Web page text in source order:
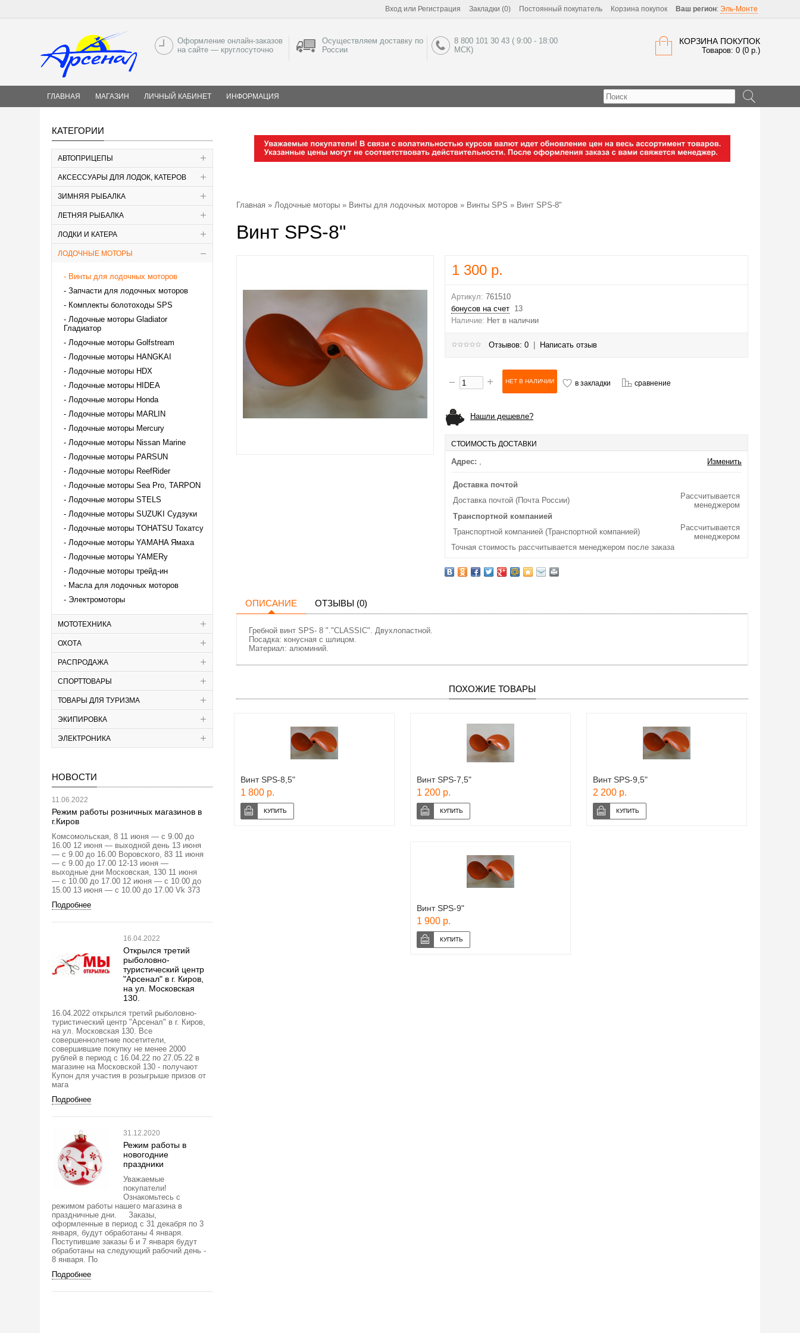
Вход или Регистрация Закладки (0) Постоянный покупатель Корзина покупок Ваш регион: Эль-Монте
КОРЗИНА ПОКУПОК
Товаров: 0 (0 р.)
Оформление онлайн-заказов
на сайте — круглосуточно
Осуществляем доставку по
России
8 800 101 30 43 ( 9:00 - 18:00
МСК)
ГЛАВНАЯ МАГАЗИН ЛИЧНЫЙ КАБИНЕТ ИНФОРМАЦИЯ
КАТЕГОРИИ
АВТОПРИЦЕПЫ
АКСЕССУАРЫ ДЛЯ ЛОДОК, КАТЕРОВ
ЗИМНЯЯ РЫБАЛКА
ЛЕТНЯЯ РЫБАЛКА
ЛОДКИ И КАТЕРА
ЛОДОЧНЫЕ МОТОРЫ
Винты для лодочных моторов
Запчасти для лодочных моторов
Комплекты болотоходы SPS
Лодочные моторы Gladiator
Гладиатор
Лодочные моторы Golfstream
Лодочные моторы HANGKAI
Лодочные моторы HDX
Лодочные моторы HIDEA
Лодочные моторы Honda
Лодочные моторы MARLIN
Лодочные моторы Mercury
Лодочные моторы Nissan Marine
Лодочные моторы PARSUN
Лодочные моторы ReefRider
Лодочные моторы Sea Pro, TARPON
Лодочные моторы STELS
Лодочные моторы SUZUKI Судзуки
Лодочные моторы TOHATSU Тохатсу
Лодочные моторы YAMAHA Ямаха
Лодочные моторы YAMERy
Лодочные моторы трейд-ин
Масла для лодочных моторов
Электромоторы
МОТОТЕХНИКА
ОХОТА
РАСПРОДАЖА
СПОРТТОВАРЫ
ТОВАРЫ ДЛЯ ТУРИЗМА
ЭКИПИРОВКА
ЭЛЕКТРОНИКА
НОВОСТИ
11.06.2022
Режим работы розничных магазинов в
г.Киров
Комсомольская, 8 11 июня — с 9.00 до
16.00 12 июня — выходной день 13 июня
— с 9.00 до 16.00 Воровского, 83 11 июня
— с 9.00 до 17.00 12-13 июня —
выходные дни Московская, 130 11 июня
— с 10.00 до 17.00 12 июня — с 10.00 до
15.00 13 июня — с 10.00 до 17.00 Vk 373
Подробнее
16.04.2022
Открылся третий
рыболовно-
туристический центр
"Арсенал" в г. Киров,
на ул. Московская
130.
16.04.2022 открылся третий рыболовно-
туристический центр "Арсенал" в г. Киров,
на ул. Московская 130. Все
совершеннолетние посетители,
совершившие покупку не менее 2000
рублей в период с 16.04.22 по 27.05.22 в
магазине на Московской 130 - получают
Купон для участия в розыгрыше призов от
мага
Подробнее
31.12.2020
Режим работы в
новогодние
праздники
Уважаемые
покупатели!
Ознакомьтесь с
режимом работы нашего магазина в
праздничные дни. Заказы,
оформленные в период с 31 декабря по 3
января, будут обработаны 4 января.
Поступившие заказы 6 и 7 января будут
обработаны на следующий рабочий день -
8 января. По
Подробнее
Главная » Лодочные моторы » Винты для лодочных моторов » Винты SPS » Винт SPS-8"
Винт SPS-8"
1 300 р.
Артикул: 761510
бонусов на счет 13
Наличие: Нет в наличии
Отзывов: 0 Написать отзыв
в закладки сравнение
Нашли дешевле?
СТОИМОСТЬ ДОСТАВКИ
Адрес: , Изменить
Доставка почтой
Доставка почтой (Почта России)
Рассчитывается
менеджером
Транспортной компанией
Транспортной компанией (Транспортной компанией)
Рассчитывается
менеджером
Точная стоимость рассчитывается менеджером после заказа
ОПИСАНИЕ ОТЗЫВЫ (0)
Гребной винт SPS- 8 "."CLASSIC". Двухлопастной.
Посадка: конусная с шлицом.
Материал: алюминий.
ПОХОЖИЕ ТОВАРЫ
Винт SPS-8,5"
1 800 р.
Винт SPS-7,5"
1 200 р.
Винт SPS-9,5"
2 200 р.
Винт SPS-9"
1 900 р.